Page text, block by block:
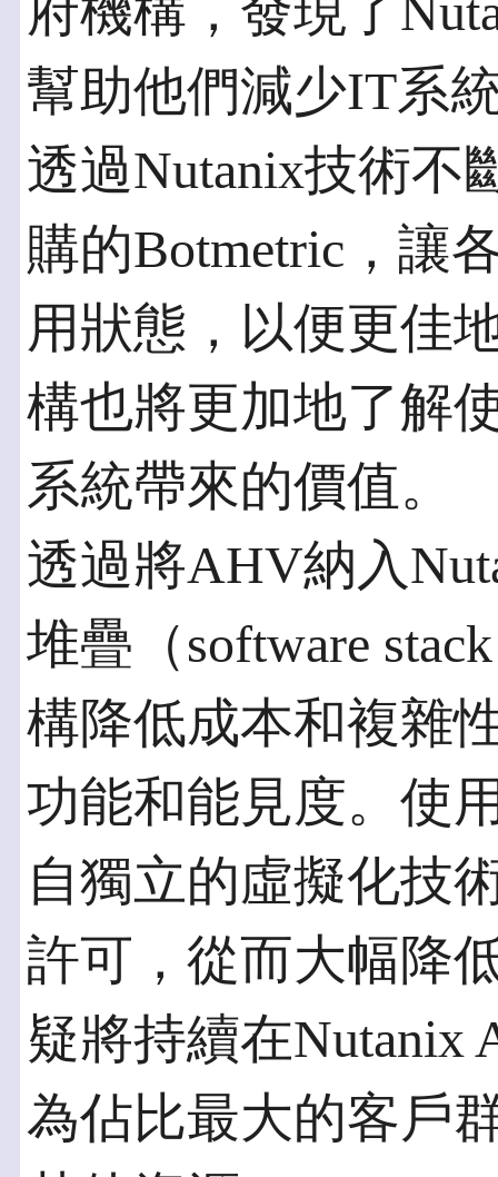
府機構，發現了
幫助他們減少IT系
透過Nutanix技術不
購的Botmetric，讓
用狀態，以便更佳
構也將更加地了解
系統帶來的價值。
透過將AHV納入
堆疊（software
構降低成本和複雜
功能和能見度。使
自獨立的虛擬化技
許可，從而大幅降
疑將持續在Nutanix
為佔比最大的客戶